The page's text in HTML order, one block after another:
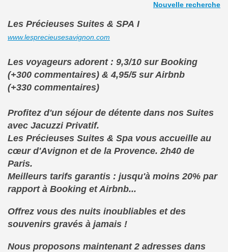
Nouvelle recherche
Les Précieuses Suites & SPA I
www.lesprecieusesavignon.com
Les voyageurs adorent : 9,3/10 sur Booking
(+300 commentaires) & 4,95/5 sur Airbnb
(+330 commentaires)
Profitez d'un séjour de détente dans nos Suites
avec Jacuzzi Privatif.
Les Précieuses Suites & Spa vous accueille au
cœur d'Avignon et de la Provence. 2h40 de
Paris.
Meilleurs tarifs garantis : jusqu'à moins 20% par
rapport à Booking et Airbnb...
Offrez vous des nuits inoubliables et des
souvenirs gravés à jamais !
Nous proposons maintenant 2 adresses dans